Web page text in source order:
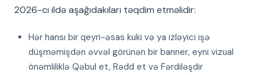
2026-cı ildə aşağıdakıları təqdim etməlidir:
Hər hansı bir qeyri-əsas kuki və ya izləyici işə
düşməmişdən əvvəl görünən bir banner, eyni vizual
önəmliliklə Qəbul et, Rədd et və Fərdiləşdir